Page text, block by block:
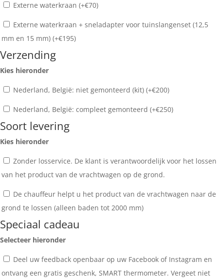
Externe waterkraan (+€70)
Externe waterkraan + sneladapter voor tuinslangenset (12,5
mm en 15 mm) (+€195)
Verzending
Kies hieronder
Nederland, België: niet gemonteerd (kit) (+€200)
Nederland, België: compleet gemonteerd (+€250)
Soort levering
Kies hieronder
Zonder losservice. De klant is verantwoordelijk voor het lossen
van het product van de vrachtwagen op de grond.
De chauffeur helpt u het product van de vrachtwagen naar de
grond te lossen (alleen baden tot 2000 mm)
Speciaal cadeau
Selecteer hieronder
Deel uw feedback openbaar op uw Facebook of Instagram en
ontvang een gratis geschenk, SMART thermometer. Vergeet niet